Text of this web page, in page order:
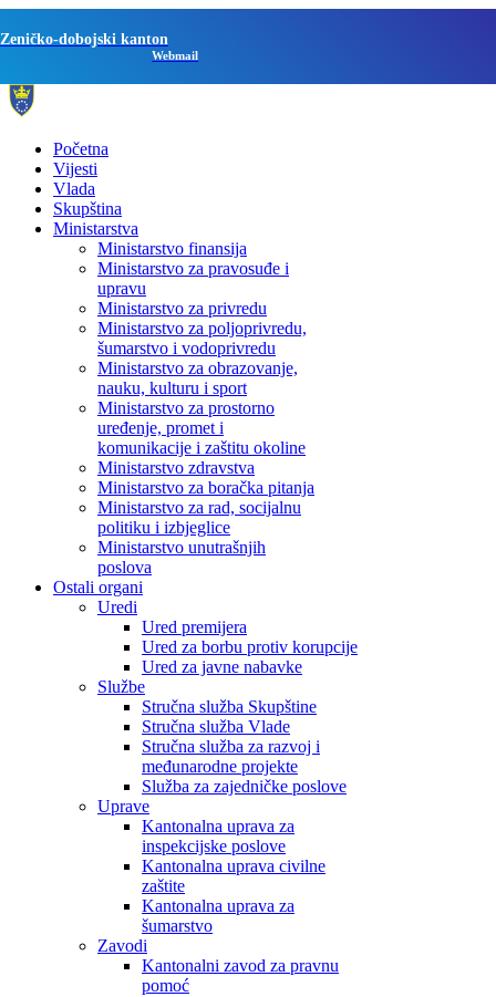
Zeničko-dobojski kanton
Webmail
Početna
Vijesti
Vlada
Skupština
Ministarstva
Ministarstvo finansija
Ministarstvo za pravosuđe i
upravu
Ministarstvo za privredu
Ministarstvo za poljoprivredu,
šumarstvo i vodoprivredu
Ministarstvo za obrazovanje,
nauku, kulturu i sport
Ministarstvo za prostorno
uređenje, promet i
komunikacije i zaštitu okoline
Ministarstvo zdravstva
Ministarstvo za boračka pitanja
Ministarstvo za rad, socijalnu
politiku i izbjeglice
Ministarstvo unutrašnjih
poslova
Ostali organi
Uredi
Ured premijera
Ured za borbu protiv korupcije
Ured za javne nabavke
Službe
Stručna služba Skupštine
Stručna služba Vlade
Stručna služba za razvoj i
međunarodne projekte
Služba za zajedničke poslove
Uprave
Kantonalna uprava za
inspekcijske poslove
Kantonalna uprava civilne
zaštite
Kantonalna uprava za
šumarstvo
Zavodi
Kantonalni zavod za pravnu
pomoć